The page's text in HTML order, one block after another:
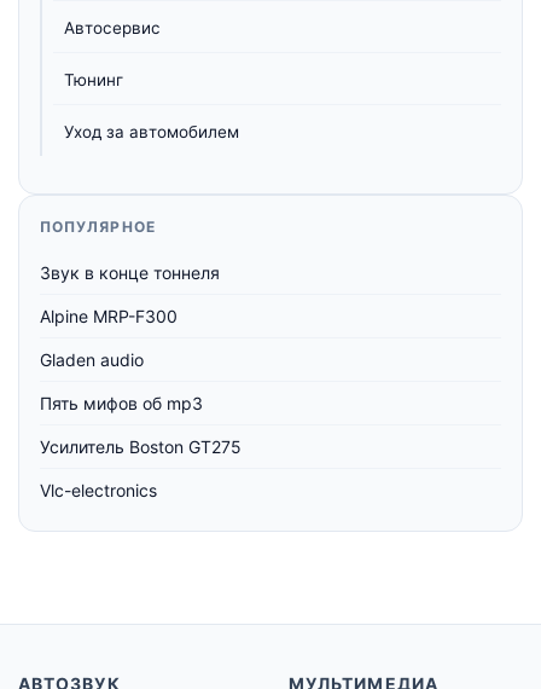
Автосервис
Тюнинг
Уход за автомобилем
ПОПУЛЯРНОЕ
Звук в конце тоннеля
Alpine MRP-F300
Gladen audio
Пять мифов об mp3
Усилитель Boston GT275
Vlc-electronics
АВТОЗВУК
МУЛЬТИМЕДИА